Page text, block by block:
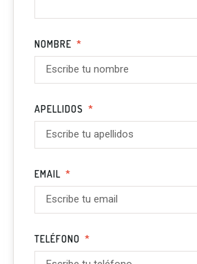
NOMBRE
APELLIDOS
EMAIL
TELÉFONO